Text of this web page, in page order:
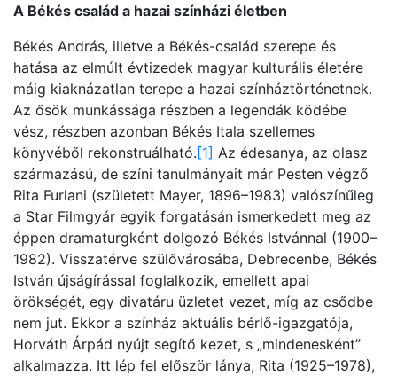
A Békés család a hazai színházi életben
Békés András, illetve a Békés-család szerepe és
hatása az elmúlt évtizedek magyar kulturális életére
máig kiaknázatlan terepe a hazai színháztörténetnek.
Az ősök munkássága részben a legendák ködébe
vész, részben azonban Békés Itala szellemes
könyvéből rekonstruálható.[1] Az édesanya, az olasz
származású, de színi tanulmányait már Pesten végző
Rita Furlani (született Mayer, 1896–1983) valószínűleg
a Star Filmgyár egyik forgatásán ismerkedett meg az
éppen dramaturgként dolgozó Békés Istvánnal (1900–
1982). Visszatérve szülővárosába, Debrecenbe, Békés
István újságírással foglalkozik, emellett apai
örökségét, egy divatáru üzletet vezet, míg az csődbe
nem jut. Ekkor a színház aktuális bérlő-igazgatója,
Horváth Árpád nyújt segítő kezet, s „mindenesként”
alkalmazza. Itt lép fel először lánya, Rita (1925–1978),